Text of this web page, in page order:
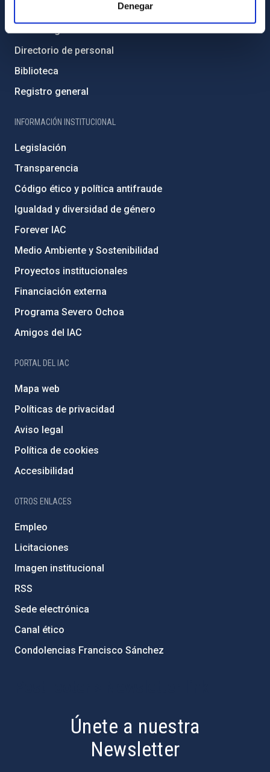
Denegar
Cómo llegar al IAC
Directorio de personal
Biblioteca
Registro general
INFORMACIÓN INSTITUCIONAL
Legislación
Transparencia
Código ético y política antifraude
Igualdad y diversidad de género
Forever IAC
Medio Ambiente y Sostenibilidad
Proyectos institucionales
Financiación externa
Programa Severo Ochoa
Amigos del IAC
PORTAL DEL IAC
Mapa web
Políticas de privacidad
Aviso legal
Política de cookies
Accesibilidad
OTROS ENLACES
Empleo
Licitaciones
Imagen institucional
RSS
Sede electrónica
Canal ético
Condolencias Francisco Sánchez
Únete a nuestra
Newsletter